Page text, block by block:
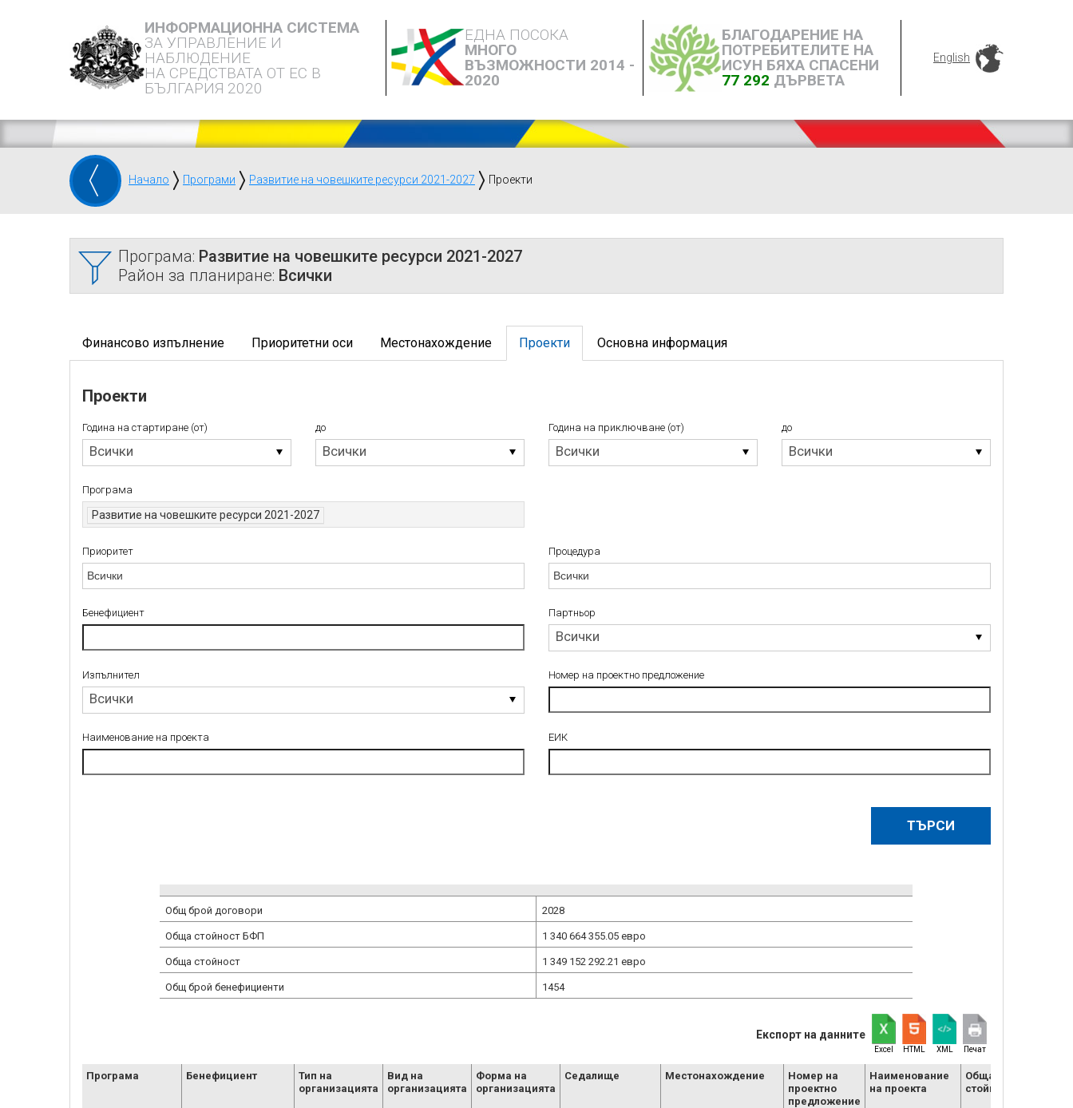
ИНФОРМАЦИОННА СИСТЕМА
ЗА УПРАВЛЕНИЕ И
НАБЛЮДЕНИЕ
НА СРЕДСТВАТА ОТ ЕС В
БЪЛГАРИЯ 2020
ЕДНА ПОСОКА
МНОГО
ВЪЗМОЖНОСТИ 2014 -
2020
БЛАГОДАРЕНИЕ НА
ПОТРЕБИТЕЛИТЕ НА
ИСУН БЯХА СПАСЕНИ
77 292 ДЪРВЕТА
English
Начало Програми Развитие на човешките ресурси 2021-2027 Проекти
Програма: Развитие на човешките ресурси 2021-2027
Район за планиране: Всички
Финансово изпълнение Приоритетни оси Местонахождение Проекти Основна информация
Проекти
Година на стартиране (от)
Всички
Година
(от)
до
Всички
до
Година на приключване (от)
Всички
Година
до
Всички
до
Програма
Развитие на човешките ресурси 2021-2027
Приоритет
Приоритет
Процедура
Процедура
Бенефициент Партньор
Всички
Партньор
Изпълнител
Всички
Изпълнител
Номер на проектно предложение
Наименование на проекта ЕИК
Общ брой договори 2028
Обща стойност БФП 1 340 664 355.05 евро
Обща стойност 1 349 152 292.21 евро
Общ брой бенефициенти 1454
Експорт на данните
Excel HTML XML Печат
Програма Бенефициент
Тип на
организацията
Вид на
организацията
Форма на
организацията
Седалище Местонахождение
Номер на
проектно
предложение
Наименование
на проекта
Обща
стойност